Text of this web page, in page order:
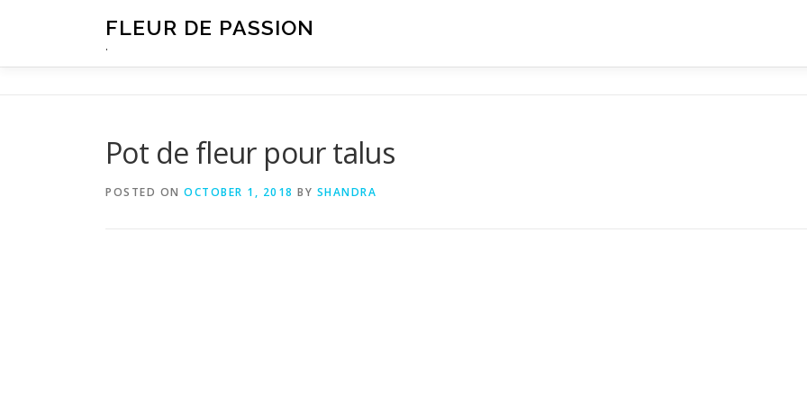
FLEUR DE PASSION
.
Pot de fleur pour talus
POSTED ON OCTOBER 1, 2018 BY SHANDRA